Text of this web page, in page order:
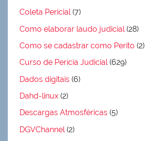
Coleta Pericial(7)
Como elaborar laudo judicial (28)
Como se cadastrar como Perito (2)
Curso de Perícia Judicial(629)
Dados digitais (6)
Dahd-linux (2)
Descargas Atmosféricas (5)
DGVChannel(2)